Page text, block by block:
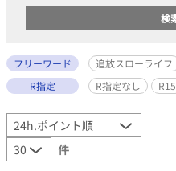
フリーワード
追放スローライフ
R指定
R指定なし R15
件